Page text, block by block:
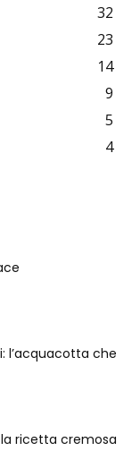
32
23
14
9
5
4
l’acquacotta che
ricetta cremosa